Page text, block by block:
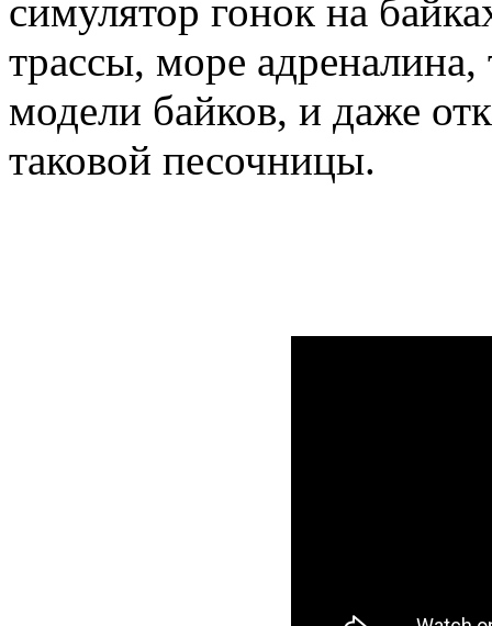
симулятор гонок на
трассы, море
модели байков, и даже
таковой песочницы.